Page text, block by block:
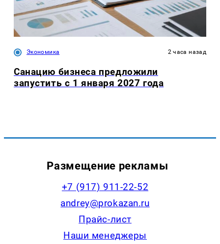
Экономика 2 часа назад
Санацию бизнеса предложили
запустить с 1 января 2027 года
Размещение рекламы
+7 (917) 911-22-52
andrey@prokazan.ru
Прайс-лист
Наши менеджеры